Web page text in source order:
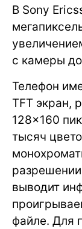
В Sony
с камеры
Телефон
TFT экран,
128×160
тысяч
выводит
файле. Для